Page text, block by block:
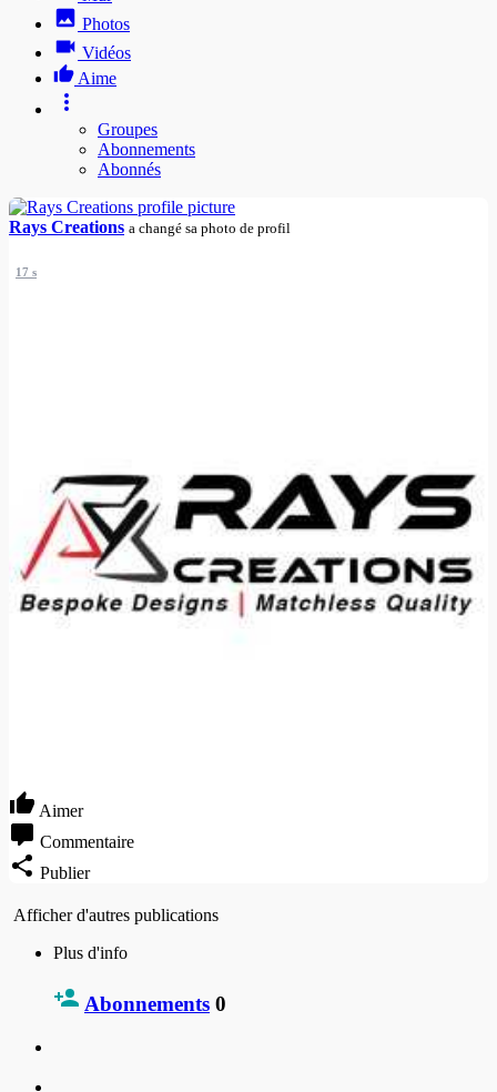
Photos
Vidéos
Aime
Groupes
Abonnements
Abonnés
Rays Creations a changé sa photo de profil
17 s
Aimer
Commentaire
Publier
Afficher d'autres publications
Plus d'info
Abonnements 0